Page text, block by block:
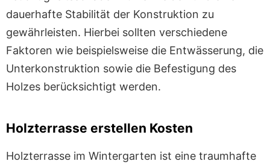
dauerhafte Stabilität der Konstruktion zu
gewährleisten. Hierbei sollten verschiedene
Faktoren wie beispielsweise die Entwässerung, die
Unterkonstruktion sowie die Befestigung des
Holzes berücksichtigt werden.
Holzterrasse erstellen Kosten
Holzterrasse im Wintergarten ist eine traumhafte